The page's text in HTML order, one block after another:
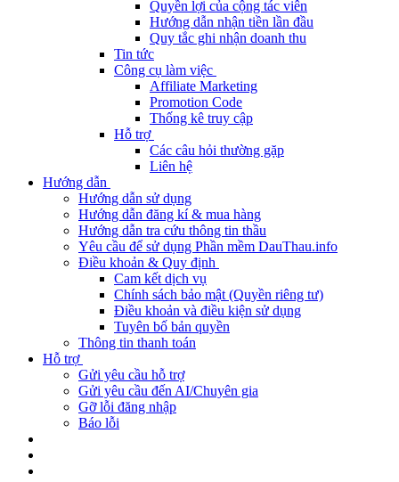
Quyền lợi của cộng tác viên
Hướng dẫn nhận tiền lần đầu
Quy tắc ghi nhận doanh thu
Tin tức
Công cụ làm việc
Affiliate Marketing
Promotion Code
Thống kê truy cập
Hỗ trợ
Các câu hỏi thường gặp
Liên hệ
Hướng dẫn
Hướng dẫn sử dụng
Hướng dẫn đăng kí & mua hàng
Hướng dẫn tra cứu thông tin thầu
Yêu cầu để sử dụng Phần mềm DauThau.info
Điều khoản & Quy định
Cam kết dịch vụ
Chính sách bảo mật (Quyền riêng tư)
Điều khoản và điều kiện sử dụng
Tuyên bố bản quyền
Thông tin thanh toán
Hỗ trợ
Gửi yêu cầu hỗ trợ
Gửi yêu cầu đến AI/Chuyên gia
Gỡ lỗi đăng nhập
Báo lỗi